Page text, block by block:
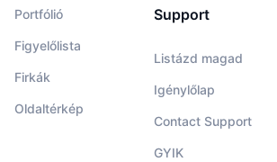
Portfólió
Figyelőlista
Firkák
Oldaltérkép
Support
Listázd magad
Igénylőlap
Contact Support
GYIK